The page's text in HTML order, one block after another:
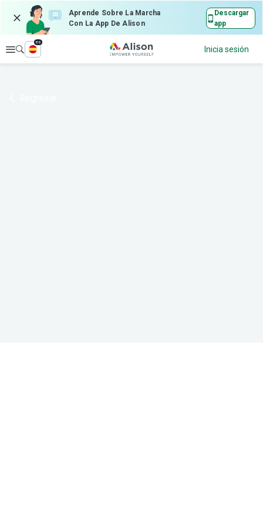
Aprende Sobre La Marcha
Con La App De Alison
Descargar
app
Explorar
es
Inicia sesión